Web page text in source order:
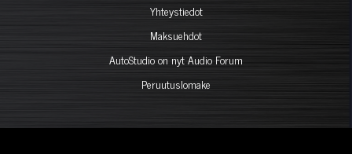
Yhteystiedot
Maksuehdot
AutoStudio on nyt Audio Forum
Peruutuslomake